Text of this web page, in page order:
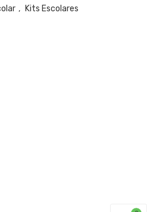
, Kits Escolares